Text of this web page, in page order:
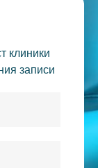
клиники
записи